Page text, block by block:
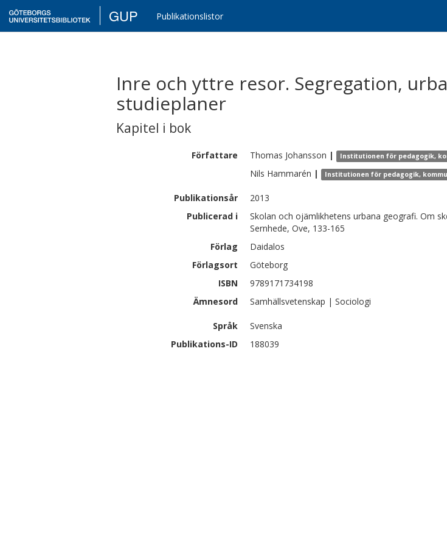
GUP Publikationslistor
Inre och yttre resor. Segregation,
studieplaner
Kapitel i bok
Författare Thomas Johansson | Institutionen för pedagogik,
Nils Hammarén | Institutionen för pedagogik,
Publikationsår
2013
Publicerad i
Skolan och ojämlikhetens urbana geografi. Om
Sernhede, Ove, 133-165
Förlag
Daidalos
Förlagsort
Göteborg
ISBN
9789171734198
Ämnesord
Samhällsvetenskap | Sociologi
Språk
Svenska
Publikations-ID
188039